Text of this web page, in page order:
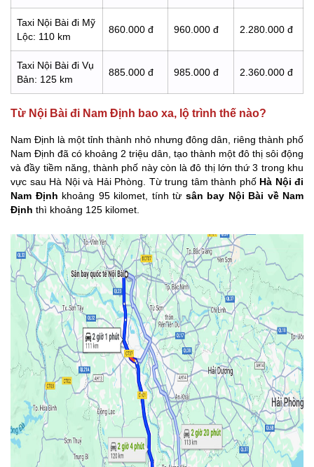
Taxi Nội Bài đi Mỹ
Lộc: 110 km
860.000 đ 960.000 đ 2.280.000 đ
Taxi Nội Bài đi Vụ
Bản: 125 km
885.000 đ 985.000 đ 2.360.000 đ
Từ Nội Bài đi Nam Định bao xa, lộ trình thế nào?
Nam Định là một tỉnh thành nhỏ nhưng đông dân, riêng thành phố
Nam Định đã có khoảng 2 triệu dân, tạo thành một đô thị sôi động
và đầy tiềm năng, thành phố này còn là đô thị lớn thứ 3 trong khu
vực sau Hà Nội và Hải Phòng. Từ trung tâm thành phố Hà Nội đi
Nam Định khoảng 95 kilomet, tính từ sân bay Nội Bài về Nam
Định thì khoảng 125 kilomet.